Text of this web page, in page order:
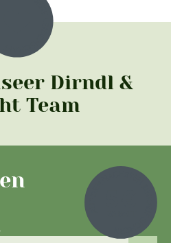
Dirndl &
Team